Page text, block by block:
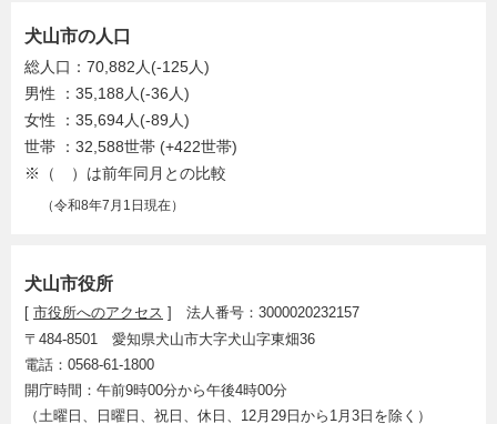
犬山市役所
[ 市役所へのアクセス ] 法人番号：3000020232157
〒484-8501 愛知県犬山市大字犬山字東畑36
電話：0568-61-1800
開庁時間：午前9時00分から午後4時00分
（土曜日、日曜日、祝日、休日、12月29日から1月3日を除く）
犬山市の人口
総人口：70,882人(-125人)
男性 ：35,188人(-36人)
女性 ：35,694人(-89人)
世帯 ：32,588世帯 (+422世帯)
※（ ）は前年同月との比較
（令和8年7月1日現在）